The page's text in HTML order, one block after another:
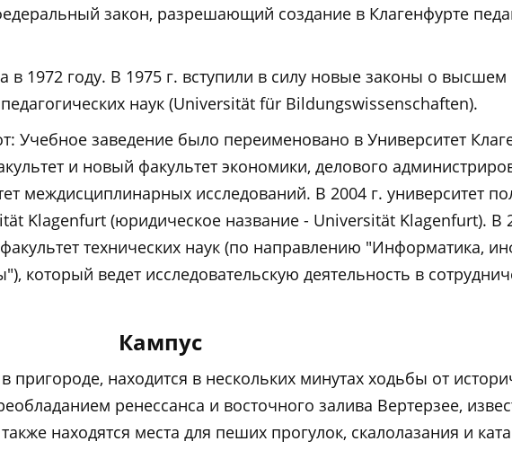
закон, разрешающий создание в Клагенфурте
в 1972 году. В 1975 г. вступили в силу новые законы о
наук (Universität für Bildungswissenschaften).
Учебное заведение было переименовано в Университет
и новый факультет экономики, делового
междисциплинарных исследований. В 2004 г. университет
Klagenfurt (юридическое название - Universität Klagenfurt). В
технических наук (по направлению "Информатика,
который ведет исследовательскую деятельность в
Кампус
находится в нескольких минутах ходьбы от
ренессанса и восточного залива Вертерзее,
находятся места для пеших прогулок, скалолазания и